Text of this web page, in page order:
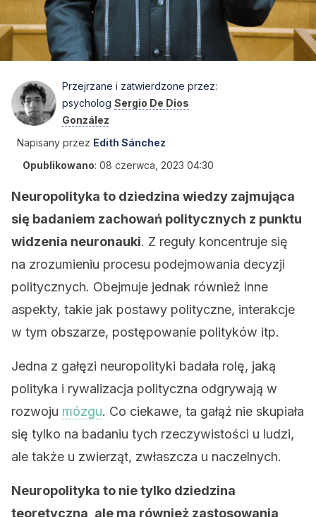
Przejrzane i zatwierdzone przez:
psycholog Sergio De Dios
González
Napisany przez Edith Sánchez
Opublikowano: 08 czerwca, 2023 04:30
Neuropolityka to dziedzina wiedzy zajmująca
się badaniem zachowań politycznych z punktu
widzenia neuronauki. Z reguły koncentruje się
na zrozumieniu procesu podejmowania decyzji
politycznych. Obejmuje jednak również inne
aspekty, takie jak postawy polityczne, interakcje
w tym obszarze, postępowanie polityków itp.
Jedna z gałęzi neuropolityki badała rolę, jaką
polityka i rywalizacja polityczna odgrywają w
rozwoju mózgu. Co ciekawe, ta gałąź nie skupiała
się tylko na badaniu tych rzeczywistości u ludzi,
ale także u zwierząt, zwłaszcza u naczelnych.
Neuropolityka to nie tylko dziedzina
teoretyczna, ale ma również zastosowania